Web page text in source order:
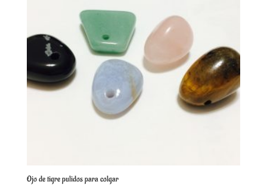
Ojo de tigre pulidos para colgar